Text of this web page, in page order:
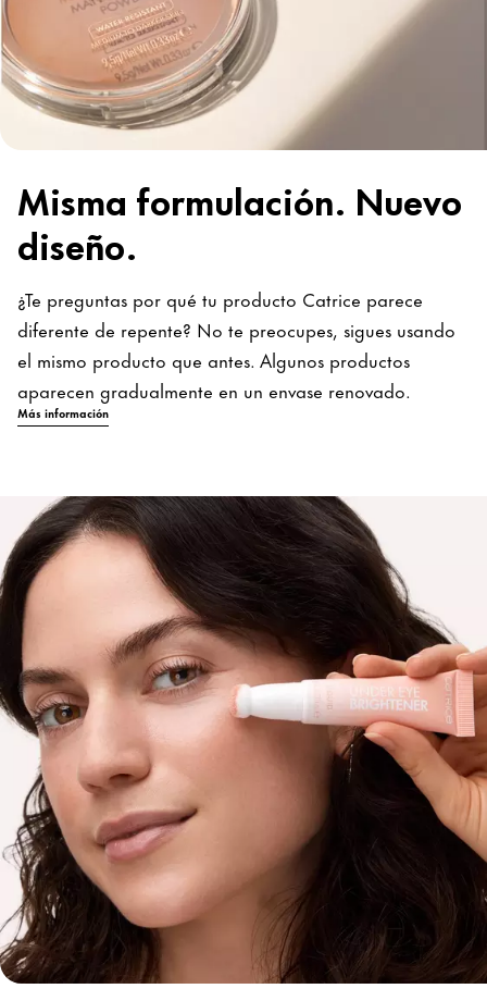
Misma formulación. Nuevo
diseño.
¿Te preguntas por qué tu producto Catrice parece
diferente de repente? No te preocupes, sigues usando
el mismo producto que antes. Algunos productos
aparecen gradualmente en un envase renovado.
Más información